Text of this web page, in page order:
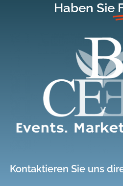
Haben Sie
Kontaktieren Sie uns